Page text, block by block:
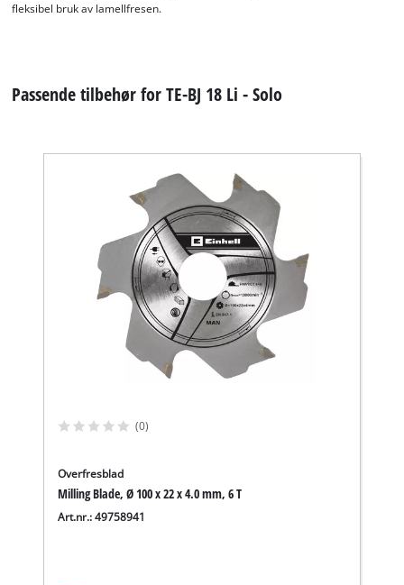
fleksibel bruk av lamellfresen.
Passende tilbehør for TE-BJ 18 Li - Solo
(0)
Overfresblad
Milling Blade, Ø 100 x 22 x 4.0 mm, 6 T
Art.nr.: 49758941